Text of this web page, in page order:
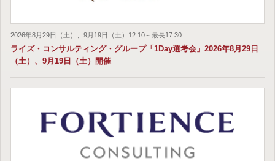
2026年8月29日（土）、9月19日（土）12:10～最長17:30
ライズ・コンサルティング・グループ「1Day選考会」2026年8月29日
（土）、9月19日（土）開催